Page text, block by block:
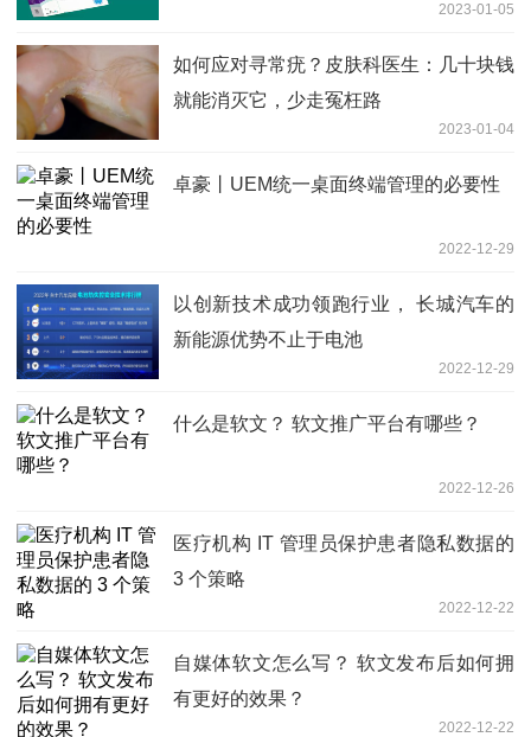
2023-01-05
如何应对寻常疣？皮肤科医生：几十块钱
就能消灭它，少走冤枉路
2023-01-04
卓豪丨UEM统一桌面终端管理的必要性
2022-12-29
以创新技术成功领跑行业， 长城汽车的
新能源优势不止于电池
2022-12-29
什么是软文？ 软文推广平台有哪些？
2022-12-26
医疗机构 IT 管理员保护患者隐私数据的
3 个策略
2022-12-22
自媒体软文怎么写？ 软文发布后如何拥
有更好的效果？
2022-12-22